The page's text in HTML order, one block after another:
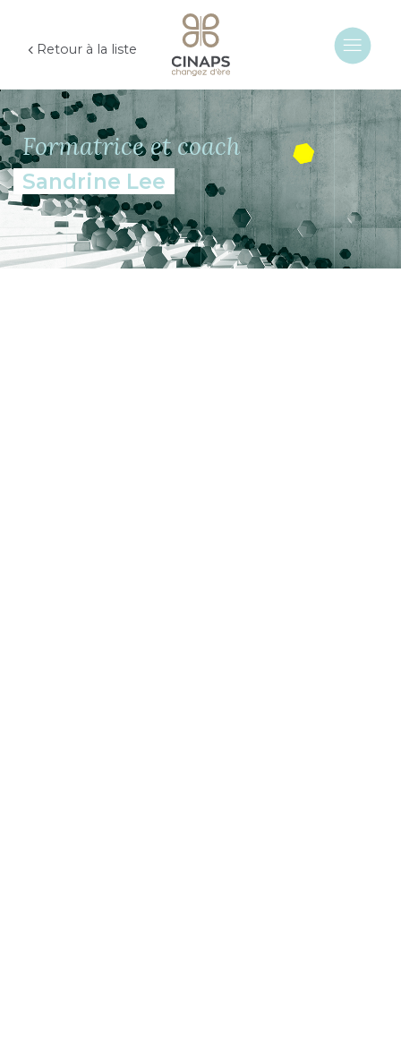
Retour à la liste
Formatrice et coach
Sandrine Lee